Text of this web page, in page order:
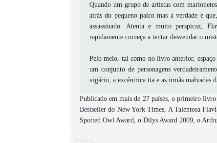
Quando um grupo de artistas com
atrás do pequeno palco mas a verdade é
assassinado. Atenta e muito perspicaz,
rapidamente começa a tentar desvendar o
Pelo meio, tal como no livro anterior,
um conjunto de personagens
vigário, a excêntrica tia e as irmãs malvadas
Publicado em mais de 27 países, o primeiro
Bestseller do New York Times, A Talentosa
Spotted Owl Award, o Dilys Award 2009, o